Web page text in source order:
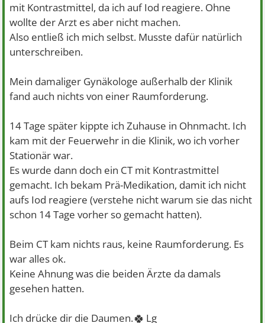
mit Kontrastmittel, da ich auf Iod reagiere. Ohne
wollte der Arzt es aber nicht machen.
Also entließ ich mich selbst. Musste dafür natürlich
unterschreiben.
Mein damaliger Gynäkologe außerhalb der Klinik
fand auch nichts von einer Raumforderung.
14 Tage später kippte ich Zuhause in Ohnmacht. Ich
kam mit der Feuerwehr in die Klinik, wo ich vorher
Stationär war.
Es wurde dann doch ein CT mit Kontrastmittel
gemacht. Ich bekam Prä-Medikation, damit ich nicht
aufs Iod reagiere (verstehe nicht warum sie das nicht
schon 14 Tage vorher so gemacht hatten).
Beim CT kam nichts raus, keine Raumforderung. Es
war alles ok.
Keine Ahnung was die beiden Ärzte da damals
gesehen hatten.
Ich drücke dir die Daumen.🍀 Lg